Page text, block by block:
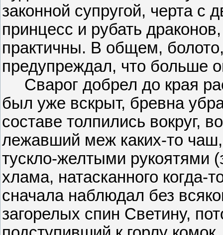
законной супругой, черта с
принцесс и рубать
практичны. В общем,
предупреждал, что больше
Сварог добрел до края
был уже вскрыт, бревна
составе толпились вокруг,
лежавший меж каких-то
тускло-желтыми рукоятями
хлама, натасканного когда-
сначала наблюдал без
загорелых спин Светину,